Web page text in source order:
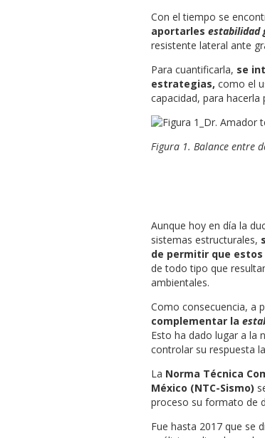
Con el tiempo se
aportarles estabilidad
resistente lateral ante
Para cuantificarla, se
estrategias, como el
capacidad, para hacerla
Figura 1. Balance entre
Aunque hoy en día la
sistemas estructurales,
de permitir que
de todo tipo que
ambientales.
Como consecuencia, a
complementar la
Esto ha dado lugar a la
controlar su respuesta
La Norma Técnica
México (NTC-Sismo)
proceso su formato de
Fue hasta 2017 que se